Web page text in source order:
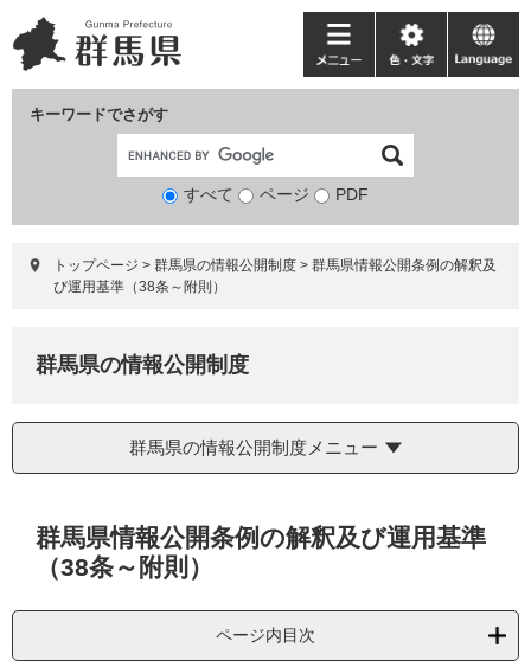
ー
ジ
ニ
ュ
て
キーワードでさがす
検
象
すべて ページ PDF
メ
ニ
ー
色・
文
language
トップページ > 群馬県の情報公開制度 > 群馬県情報公開条例の解釈及
び運用基準（38条～附則）
群馬県の情報公開制度
群馬県の情報公開制度メニュー
群馬県情報公開条例の解釈及び運用基準
（38条～附則）
ページ内目次